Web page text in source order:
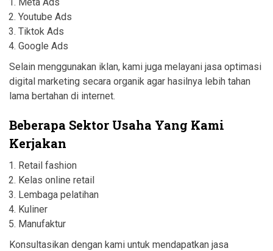
Youtube Ads
Tiktok Ads
Google Ads
Selain menggunakan iklan, kami juga melayani jasa optimasi
digital marketing secara organik agar hasilnya lebih tahan
lama bertahan di internet.
Beberapa Sektor Usaha Yang Kami
Kerjakan
Retail fashion
Kelas online retail
Lembaga pelatihan
Kuliner
Manufaktur
Konsultasikan dengan kami untuk mendapatkan jasa